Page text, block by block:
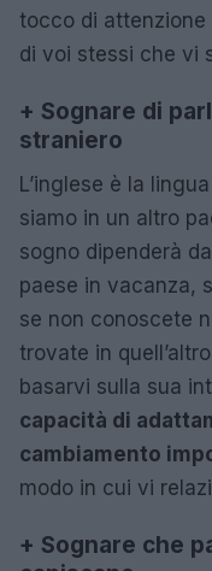
tocco di
di voi stessi che vi
+ Sognare di
straniero
L’inglese è la
siamo in un altro
sogno dipenderà
paese in vacanza,
se non conoscete
trovate in
basarvi sulla sua
capacità di
cambiamento
modo in cui vi
+ Sognare che